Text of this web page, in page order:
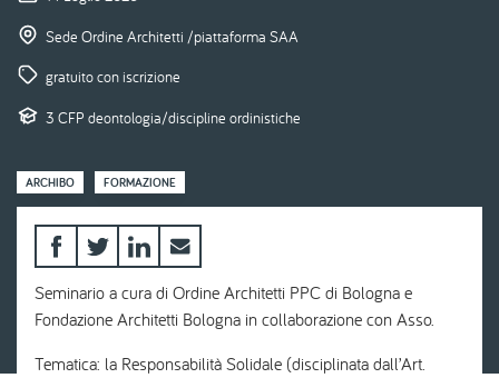
Sede Ordine Architetti /piattaforma SAA
gratuito con iscrizione
3 CFP deontologia/discipline ordinistiche
ARCHIBO FORMAZIONE
Seminario a cura di Ordine Architetti PPC di Bologna e
Fondazione Architetti Bologna in collaborazione con Asso.
Tematica: la Responsabilità Solidale (disciplinata dall’Art.